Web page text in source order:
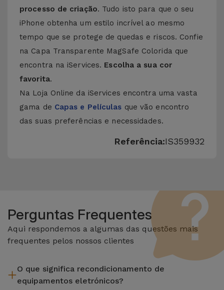
processo de criação. Tudo isto para que o seu
iPhone obtenha um estilo incrível ao mesmo
tempo que se protege de quedas e riscos. Confie
na Capa Transparente MagSafe Colorida que
encontra na iServices. Escolha a sua cor
favorita.
Na Loja Online da iServices encontra uma vasta
gama de Capas e Películas que vão encontro
das suas preferências e necessidades.
Referência:IS359932
Perguntas Frequentes
Aqui respondemos a algumas das questões mais
frequentes pelos nossos clientes
O que significa recondicionamento de
equipamentos eletrónicos?